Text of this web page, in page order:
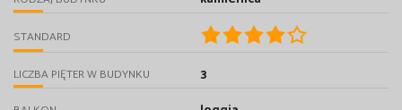
STANDARD
LICZBA PIĘTER W BUDYNKU 3